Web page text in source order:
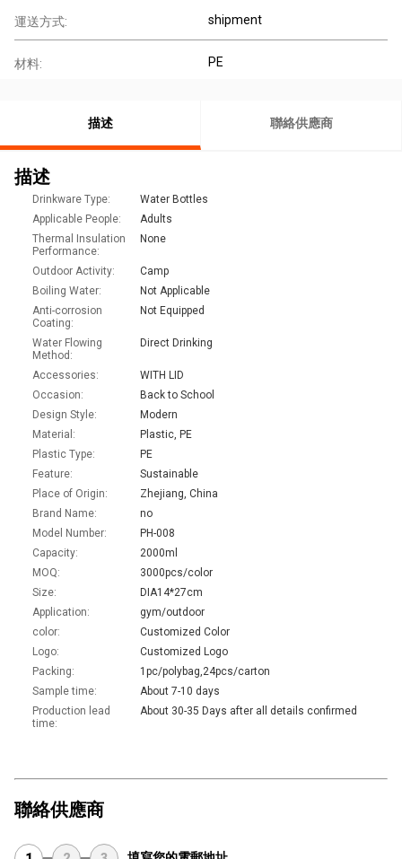
運送方式: shipment
材料: PE
描述 聯絡供應商
描述
Drinkware Type:
Water Bottles
Applicable People:
Adults
Thermal Insulation
Performance:
None
Outdoor Activity:
Camp
Boiling Water:
Not Applicable
Anti-corrosion
Coating:
Not Equipped
Water Flowing
Method:
Direct Drinking
Accessories:
WITH LID
Occasion:
Back to School
Design Style:
Modern
Material:
Plastic, PE
Plastic Type:
PE
Feature:
Sustainable
Place of Origin:
Zhejiang, China
Brand Name:
no
Model Number:
PH-008
Capacity:
2000ml
MOQ:
3000pcs/color
Size:
DIA14*27cm
Application:
gym/outdoor
color:
Customized Color
Logo:
Customized Logo
Packing:
1pc/polybag,24pcs/carton
Sample time:
About 7-10 days
Production lead
time:
About 30-35 Days after all details confirmed
聯絡供應商